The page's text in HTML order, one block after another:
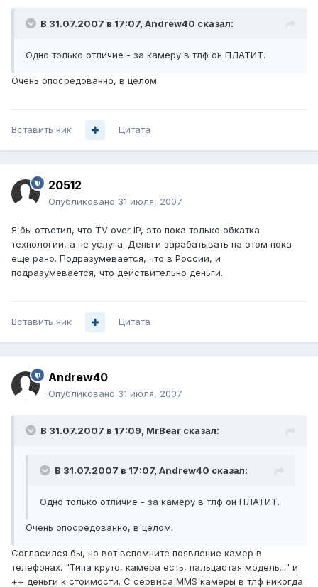
В 31.07.2007 в 17:07, Andrew40 сказал:
Одно только отличие - за камеру в тлф он ПЛАТИТ.
Очень опосредованно, в целом.
Вставить ник Цитата
20512
Опубликовано 31 июля, 2007
Я бы ответил, что TV over IP, это пока только обкатка
технологии, а не услуга. Деньги зарабатывать на этом пока
еще рано. Подразумевается, что в России, и
подразумевается, что действительно деньги.
Вставить ник Цитата
Andrew40
Опубликовано 31 июля, 2007
В 31.07.2007 в 17:09, MrBear сказал:
В 31.07.2007 в 17:07, Andrew40 сказал:
Одно только отличие - за камеру в тлф он ПЛАТИТ.
Очень опосредованно, в целом.
Согласился бы, но вот вспомните появление камер в
телефонах. "Типа круто, камера есть, пальцастая модель..." и
++ деньги к стоимости. С сервиса MMS камеры в тлф никогда